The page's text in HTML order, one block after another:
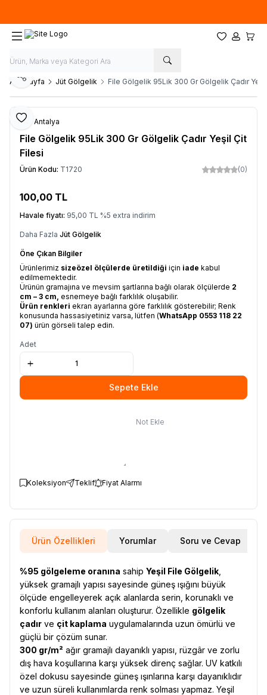
Favorilerim
Hesabım
Ana Sayfa Jüt Gölgelik File Gölgelik 95Lik 300 Gr Gölgelik Çadır
Favoriye Ekle
Paylaş
File Antalya
File Gölgelik 95Lik 300 Gr Gölgelik Çadır Yeşil Çit
Filesi
Ürün Kodu: T1720 (0)
100,00 TL
Havale fiyatı: 95,00 TL %5 extra indirim
Daha Fazla Jüt Gölgelik
Öne Çıkan Bilgiler
Ürünlerimiz sizeözel ölçülerde üretildiği için iade kabul
edilmemektedir.
Ürünün gramajına ve mevsim şartlarına bağlı olarak ölçülerde 2
cm – 3 cm, esnemeye bağlı farklılık oluşabilir.
Ürün renkleri ekran ayarlarına göre farklılık gösterebilir; Renk
konusunda hassasiyetiniz varsa, lütfen (WhatsApp 0553 118 22
07) ürün görseli talep edin.
Adet
Sepete Ekle
Not Ekle
Koleksiyon Teklif Fiyat Alarmı
Ürün Özellikleri Yorumlar Soru ve Cevap
%95 gölgeleme oranına sahip Yeşil File Gölgelik
yüksek gramajlı yapısı sayesinde güneş ışığını büyük
ölçüde engelleyerek açık alanlarda serin, korunaklı ve
konforlu kullanım alanları oluşturur. Özellikle gölgelik
çadır ve çit kaplama uygulamalarında uzun ömürlü ve
güçlü bir çözüm sunar.
300 gr/m² ağır gramajlı dayanıklı yapısı, rüzgâr ve zorlu
dış hava koşullarına karşı yüksek direnç sağlar. UV katkılı
özel dokusu sayesinde güneş ışınlarına karşı dayanıklıdır
ve uzun süreli kullanımlarda renk solması yapmaz. Yeşil